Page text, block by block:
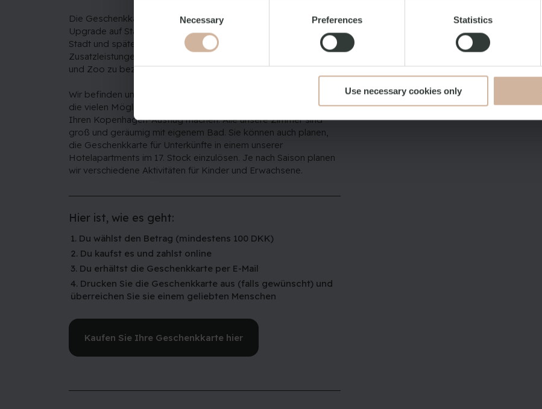
Selection
Necessary Preferences Statistics
Use necessary cookies only
Die Geschenkkarte kann auch verwendet werden, um ein
Upgrade auf Standard+ Zimmer mit schöner Aussicht auf die
Stadt und späten Check-out, Frühstücksbuffet oder andere
Zusatzleistungen wie Fahrradverleih oder Eintrittskarten für Tivoli
und Zoo zu bezahlen.
Wir befinden uns im Herzen von Kopenhagen, sodass Sie leicht
die vielen Möglichkeiten der Stadt nutzen können, wenn Sie hier
Ihren Kopenhagen-Ausflug machen. Alle unsere Zimmer sind
groß und geräumig mit eigenem Bad. Sie können auch planen,
die Geschenkkarte für Unterkünfte in einem unserer
Hotelapartments im 17. Stock einzulösen. Je nach Saison planen
wir verschiedene Aktivitäten für Kinder und Erwachsene.
Hier ist, wie es geht:
1. Du wählst den Betrag (mindestens 100 DKK)
2. Du kaufst es und zahlst online
3. Du erhältst die Geschenkkarte per E-Mail
4. Drucken Sie die Geschenkkarte aus (falls gewünscht) und
überreichen Sie sie einem geliebten Menschen
Kaufen Sie Ihre Geschenkkarte hier